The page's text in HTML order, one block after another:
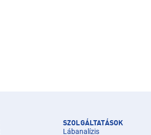
SZOLGÁLTATÁSOK
Lábanalízis